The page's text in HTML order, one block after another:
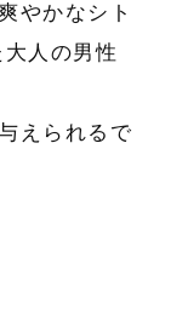
やかなシト
人の男性
えられるで